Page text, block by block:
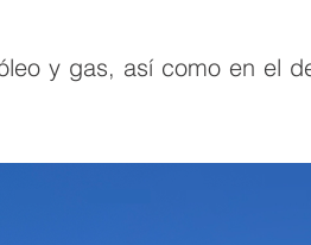
y gas, así como en el